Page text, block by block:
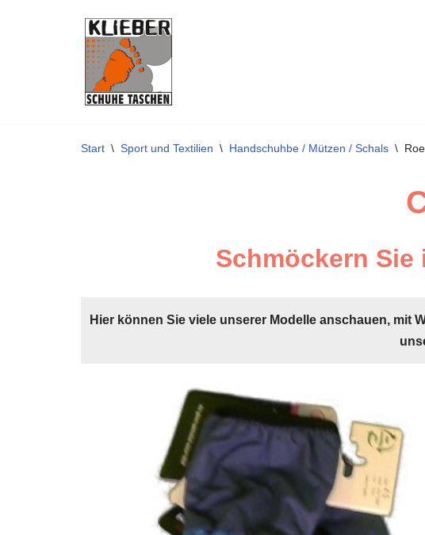
Start \ Sport und Textilien \ Handschuhbe / Mützen / Schals \
Schmöckern
Hier können Sie viele unserer Modelle anschauen, mit